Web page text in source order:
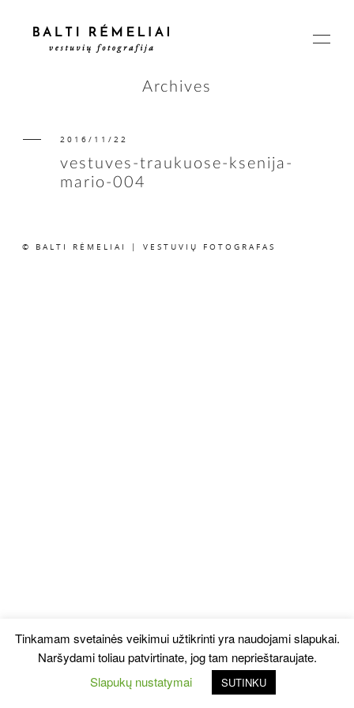
PAGRINDINIS
ISTORIJOS
Archives
2016/11/22
vestuves-traukuose-ksenija-
mario-004
© BALTI RĖMELIAI | VESTUVIŲ FOTOGRAFAS
Tinkamam svetainės veikimui užtikrinti yra naudojami slapukai.
Naršydami toliau patvirtinate, jog tam neprieštaraujate.
Slapukų nustatymai
SUTINKU